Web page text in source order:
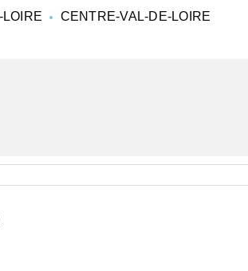
LOIRE CENTRE-VAL-DE-LOIRE